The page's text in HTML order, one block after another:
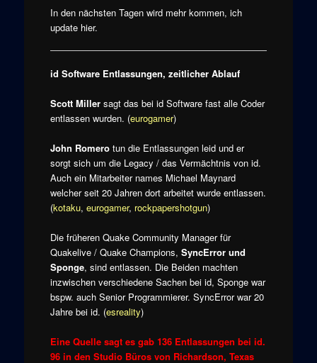
In den nächsten Tagen wird mehr kommen, ich
update hier.
id Software Entlassungen, zeitlicher Ablauf
Scott Millersagt das bei id Software fast alle Coder
entlassen wurden. (eurogamer)
John Romerotun die Entlassungen leid und er
sorgt sich um die Legacy / das Vermächtnis von id.
Auch ein Mitarbeiter names Michael Maynard
welcher seit 20 Jahren dort arbeitet wurde entlassen.
(kotaku, eurogamer, rockpapershotgun)
Die früheren Quake Community Manager für
Quakelive / Quake Champions, SyncError und
Sponge, sind entlassen. Die Beiden machten
inzwischen verschiedene Sachen bei id, Sponge war
bspw. auch Senior Programmierer. SyncError war 20
Jahre bei id. (esreality)
Eine Quelle sagt es gab 136 Entlassungen bei id.
96 in den Studio Büros von Richardson, Texas